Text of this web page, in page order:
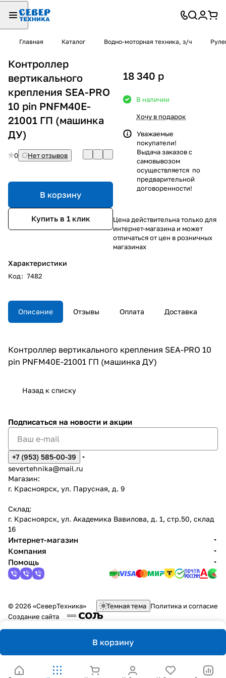
Главная Каталог Водно-моторная техника, з/ч
Контроллер
вертикального
крепления SEA-PRO
10 pin PNFM40E-
21001 ГП (машинка
ДУ)
0 Нет отзывов
В корзину
Купить в 1 клик
Характеристики
Код: 7482
18 340 p
В наличии
Хочу в подарок
Уважаемые
покупатели!
Выдача заказов с
самовывозом
осуществляется по
предварительной
договоренности!
Цена действительна только для
интернет-магазина и может
отличаться от цен в розничных
магазинах
Описание Отзывы Оплата Доставка
Контроллер вертикального крепления SEA-PRO 10
pin PNFM40E-21001 ГП (машинка ДУ)
Назад к списку
В корзину
Подписаться на новости и акции
+7 (953) 585-00-39
severtehnika@mail.ru
Магазин:
г. Красноярск, ул. Парусная, д. 9
Склад:
г. Красноярск, ул. Академика Вавилова, д. 1, стр.50, склад
16
Интернет-магазин
Компания
Помощь
© 2026 «СеверТехника» Темная тема Политика и согласие
Создание сайта